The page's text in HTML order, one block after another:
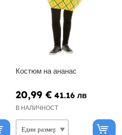
Костюм на ананас
20,99 € 41.16 лв
В НАЛИЧНОСТ